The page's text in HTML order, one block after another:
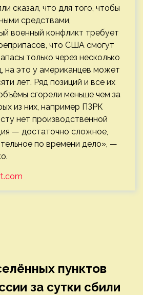
сказал, что для того, чтобы
средствами,
военный конфликт требует
что США смогут
только через несколько
на это у американцев может
лет. Ряд позиций и все их
сгорели меньше чем за
из них, например ПЗРК
нет производственной
— достаточно сложное,
по времени дело», —
пунктов
за сутки сбили